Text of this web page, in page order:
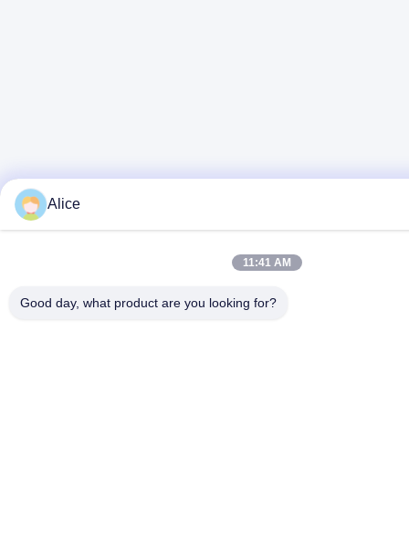
Alice
11:41 AM
Good day, what product are you looking for?